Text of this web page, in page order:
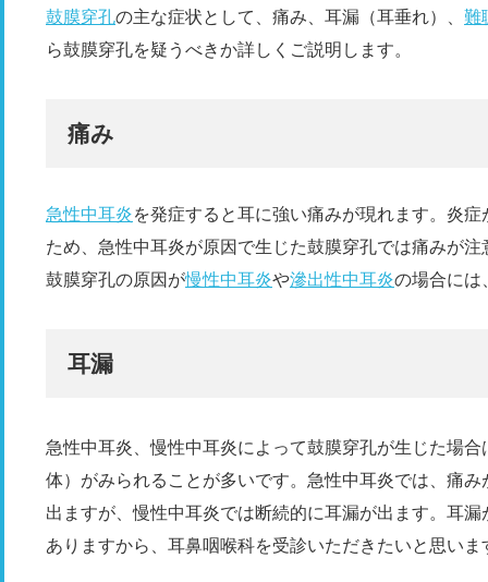
鼓膜穿孔の主な症状として、痛み、耳漏（耳垂れ）、 難
ら鼓膜穿孔を疑うべきか詳しくご説明します。
痛み
急性中耳炎を発症すると耳に強い痛みが現れます。炎
ため、急性中耳炎が原因で生じた鼓膜穿孔では痛みが
鼓膜穿孔の原因が慢性中耳炎や滲出性中耳炎の場合には
耳漏
急性中耳炎、慢性中耳炎によって鼓膜穿孔が生じた場合
体）がみられることが多いです。急性中耳炎では、痛
出ますが、慢性中耳炎では断続的に耳漏が出ます。耳
ありますから、耳鼻咽喉科を受診いただきたいと思いま